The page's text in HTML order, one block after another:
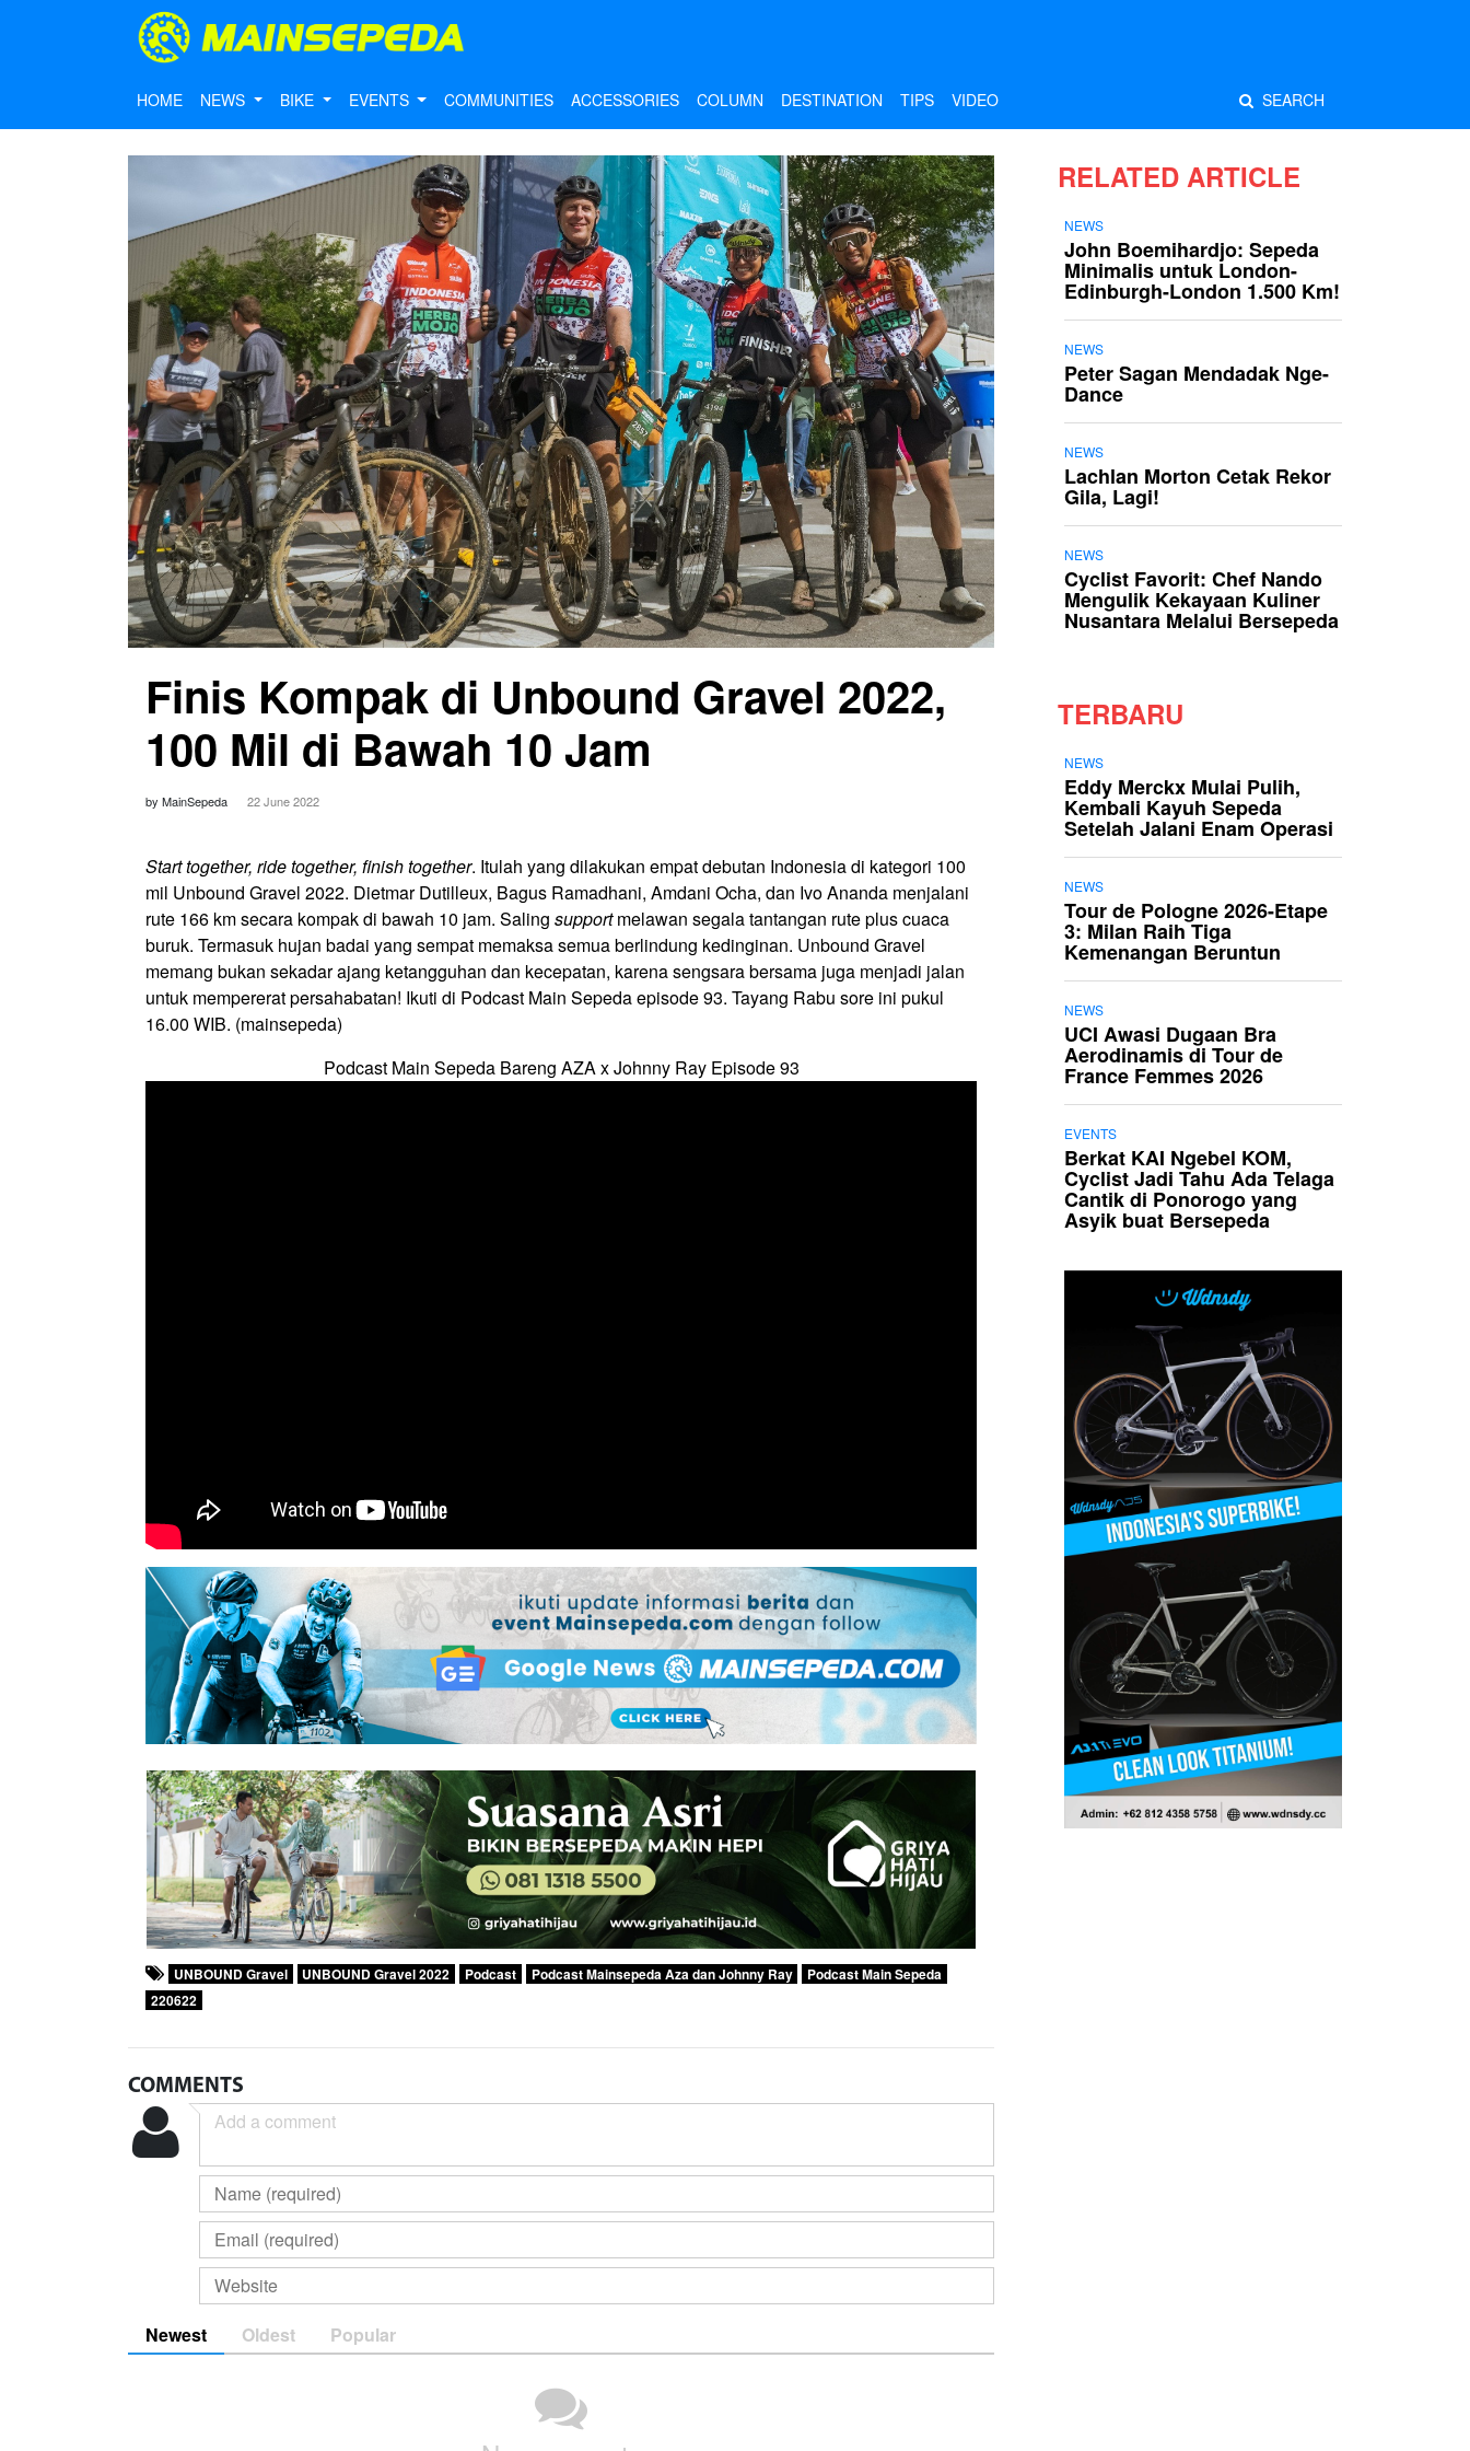
HOME NEWS BIKE EVENTS COMMUNITIES ACCESSORIES COLUMN DESTINATION TIPS VIDEO SEARCH
Finis Kompak di Unbound Gravel 2022,
100 Mil di Bawah 10 Jam
by MainSepeda 22 June 2022
Start together, ride together, finish together. Itulah yang dilakukan empat debutan Indonesia di kategori 100
mil Unbound Gravel 2022. Dietmar Dutilleux, Bagus Ramadhani, Amdani Ocha, dan Ivo Ananda menjalani
rute 166 km secara kompak di bawah 10 jam. Saling supportmelawan segala tantangan rute plus cuaca
buruk. Termasuk hujan badai yang sempat memaksa semua berlindung kedinginan. Unbound Gravel
memang bukan sekadar ajang ketangguhan dan kecepatan, karena sengsara bersama juga menjadi jalan
untuk mempererat persahabatan! Ikuti di Podcast Main Sepeda episode 93. Tayang Rabu sore ini pukul
16.00 WIB. (mainsepeda)
Podcast Main Sepeda Bareng AZA x Johnny Ray Episode 93
UNBOUND Gravel UNBOUND Gravel 2022 Podcast Podcast Mainsepeda Aza dan Johnny Ray
Podcast Main Sepeda
220622
COMMENTS
Newest Oldest Popular
RELATED ARTICLE
NEWS
John Boemihardjo: Sepeda
Minimalis untuk London-
Edinburgh-London 1.500 Km!
NEWS
Peter Sagan Mendadak Nge-
Dance
NEWS
Lachlan Morton Cetak Rekor
Gila, Lagi!
NEWS
Cyclist Favorit: Chef Nando
Mengulik Kekayaan Kuliner
Nusantara Melalui Bersepeda
TERBARU
NEWS
Eddy Merckx Mulai Pulih,
Kembali Kayuh Sepeda
Setelah Jalani Enam Operasi
NEWS
Tour de Pologne 2026-Etape
3: Milan Raih Tiga
Kemenangan Beruntun
NEWS
UCI Awasi Dugaan Bra
Aerodinamis di Tour de
France Femmes 2026
EVENTS
Berkat KAI Ngebel KOM,
Cyclist Jadi Tahu Ada Telaga
Cantik di Ponorogo yang
Asyik buat Bersepeda